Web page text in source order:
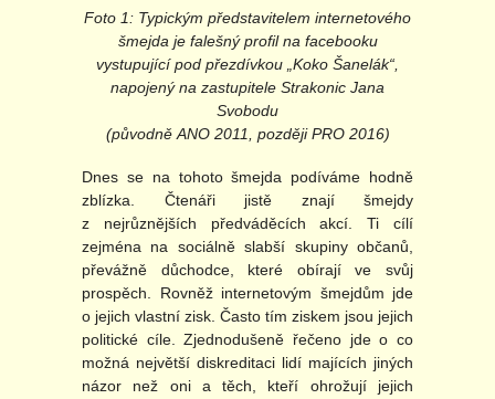
Foto 1: Typickým představitelem internetového
šmejda je falešný profil na facebooku
vystupující pod přezdívkou „Koko Šanelák“,
napojený na zastupitele Strakonic Jana
Svobodu
(původně ANO 2011, později PRO 2016)
Dnes se na tohoto šmejda podíváme hodně
zblízka. Čtenáři jistě znají šmejdy
z nejrůznějších předváděcích akcí. Ti cílí
zejména na sociálně slabší skupiny občanů,
převážně důchodce, které obírají ve svůj
prospěch. Rovněž internetovým šmejdům jde
o jejich vlastní zisk. Často tím ziskem jsou jejich
politické cíle. Zjednodušeně řečeno jde o co
možná největší diskreditaci lidí majících jiných
názor než oni a těch, kteří ohrožují jejich